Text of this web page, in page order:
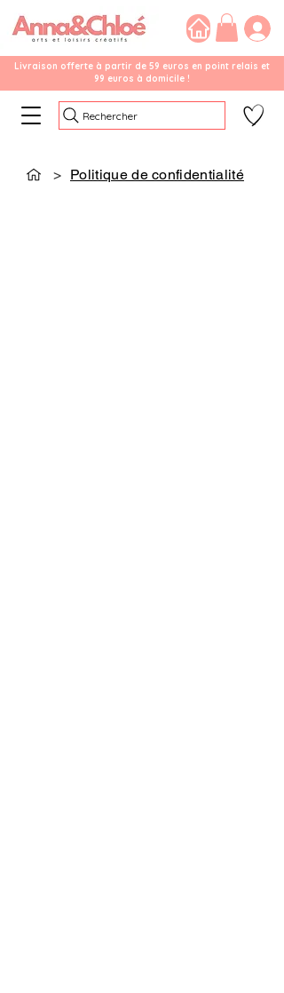
Livraison offerte à partir de 59 euros en point relais et
99 euros à domicile !
Rechercher
> Politique de confidentialité